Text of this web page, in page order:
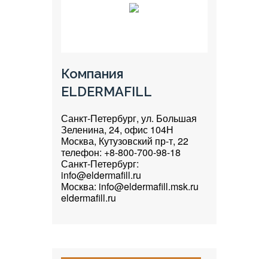
Компания
ELDERMAFILL
Санкт-Петербург, ул. Большая
Зеленина, 24, офис 104Н
Москва, Кутузовский пр-т, 22
телефон: +8-800-700-98-18
Санкт-Петербург:
info@eldermafill.ru
Москва: info@eldermafill.msk.ru
eldermafill.ru